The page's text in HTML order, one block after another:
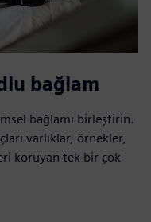
bağlam
bağlamı birleştirin.
varlıklar, örnekler,
koruyan tek bir çok